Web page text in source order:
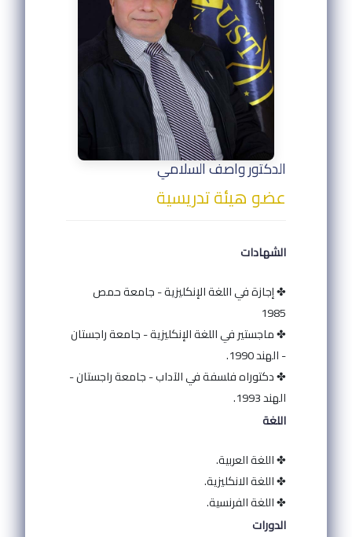
الدكتور واصف السلامي
عضو هيئة تدريسية
الشهادات
✤ إجازة في اللغة الإنكليزية - جامعة حمص
1985
✤ ماجستير في اللغة الإنكليزية - جامعة راجستان
- الهند 1990.
✤ دكتوراه فلسفة في الآداب - جامعة راجستان -
الهند 1993.
اللغة
✤ اللغة العربية.
✤ اللغة الانكليزية.
✤ اللغة الفرنسية.
الدورات